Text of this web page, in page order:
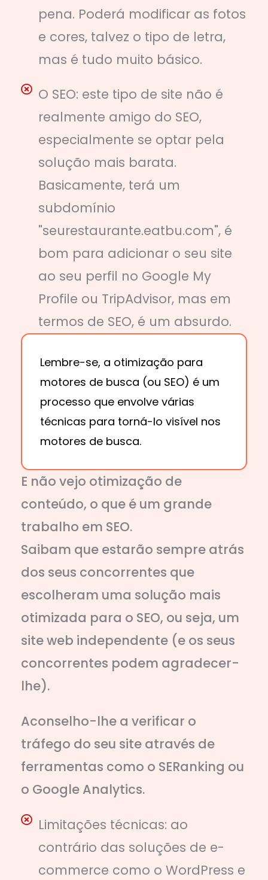
pena. Poderá modificar as fotos
e cores, talvez o tipo de letra,
mas é tudo muito básico.
O SEO: este tipo de site não é
realmente amigo do SEO,
especialmente se optar pela
solução mais barata.
Basicamente, terá um
subdomínio
"seurestaurante.eatbu.com", é
bom para adicionar o seu site
ao seu perfil no Google My
Profile ou TripAdvisor, mas em
termos de SEO, é um absurdo.
Lembre-se, a otimização para
motores de busca (ou SEO) é um
processo que envolve várias
técnicas para torná-lo visível nos
motores de busca.
E não vejo otimização de
conteúdo, o que é um grande
trabalho em SEO.
Saibam que estarão sempre atrás
dos seus concorrentes que
escolheram uma solução mais
otimizada para o SEO, ou seja, um
site web independente (e os seus
concorrentes podem agradecer-
lhe).
Aconselho-lhe a verificar o
tráfego do seu site através de
ferramentas como o SERanking ou
o Google Analytics.
Limitações técnicas: ao
contrário das soluções de e-
commerce como o WordPress e